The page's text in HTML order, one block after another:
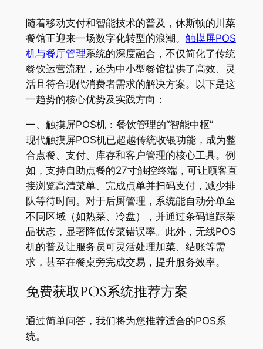
随着移动支付和智能技术的普及，休斯顿的川菜
餐馆正迎来一场数字化转型的浪潮。 触摸屏POS
机与餐厅管理系统的深度融合，不仅简化了传统
餐饮运营流程，还为中小型餐馆提供了高效、灵
活且符合现代消费者需求的解决方案。以下是这
一趋势的核心优势及实践方向：
一、触摸屏POS机：餐饮管理的“智能中枢”
现代触摸屏POS机已超越传统收银功能，成为整
合点餐、支付、库存和客户管理的核心工具。例
如，支持自助点餐的27寸触控终端，可让顾客直
接浏览高清菜单、完成点单并扫码支付，减少排
队等待时间。对于后厨管理，系统能自动分单至
不同区域（如热菜、冷盘），并通过条码追踪菜
品状态，显著降低传菜错误率。此外，无线POS
机的普及让服务员可灵活处理加菜、结账等需
求，甚至在餐桌旁完成交易，提升服务效率。
免费获取POS系统推荐方案
通过简单问答，我们将为您推荐适合的POS系
统。